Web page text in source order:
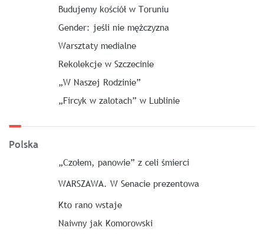
Budujemy kościół w Toruniu
Gender: jeśli nie mężczyzna
Warsztaty medialne
Rekolekcje w Szczecinie
„W Naszej Rodzinie”
„Fircyk w zalotach” w Lublinie
Polska
„Czołem, panowie” z celi śmierci
WARSZAWA. W Senacie prezentowa
Kto rano wstaje
Naiwny jak Komorowski